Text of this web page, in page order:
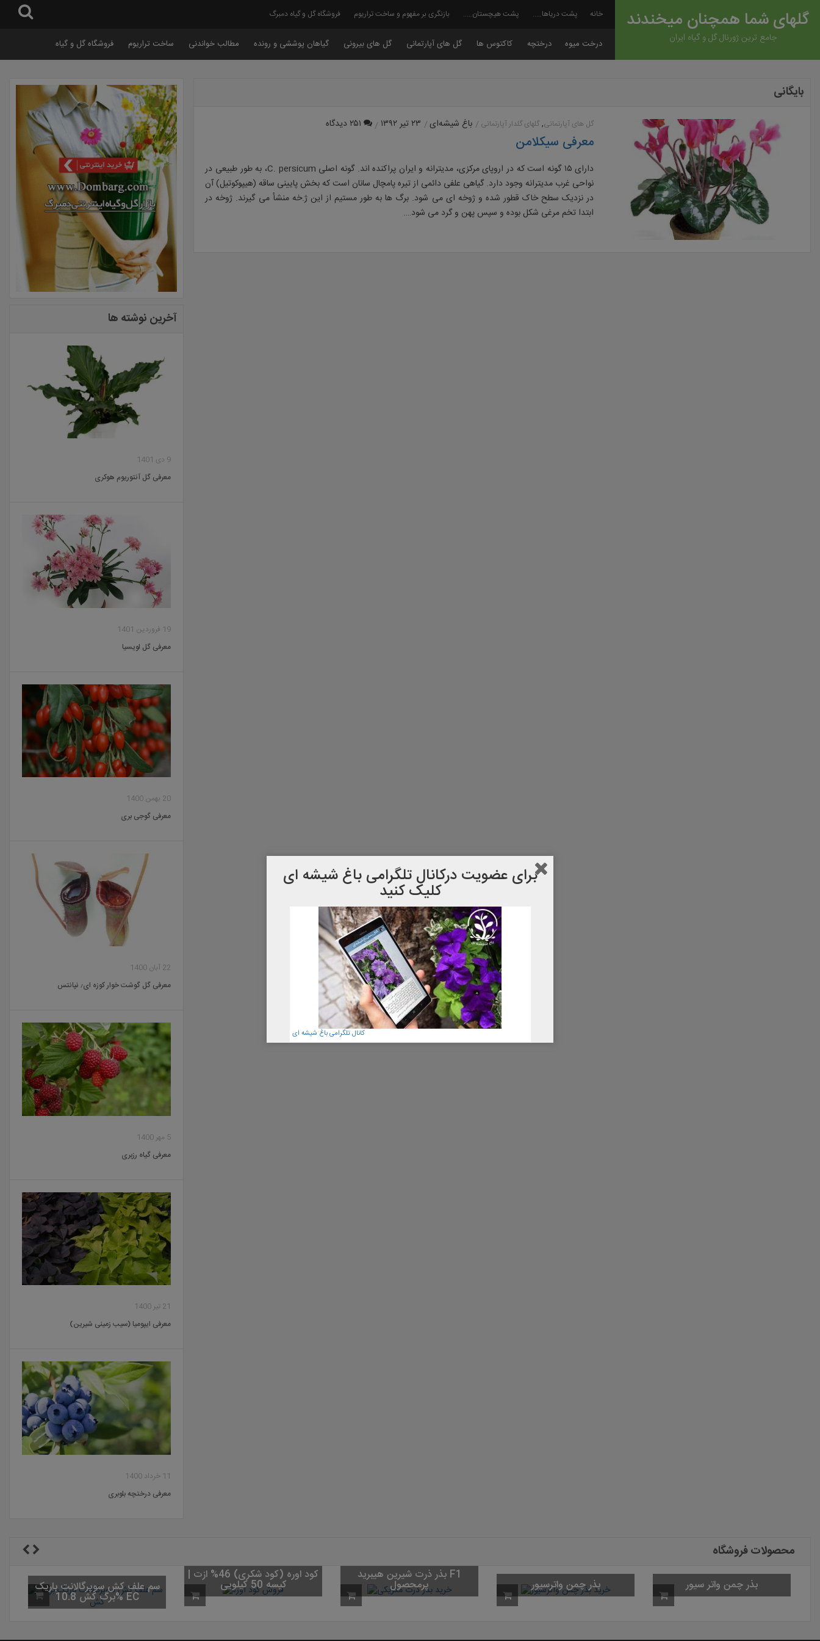
گلهای شما همچنان میخندند
جامع ترین ژورنال گل و گیاه ایران
خانه پشت دریاها….. پشت هیچستان….. بازنگری بر مفهوم و ساخت تراریوم فروشگاه گل و گیاه دمبرگ
درخت میوه درختچه کاکتوس ها گل های آپارتمانی گل های بیرونی گیاهان پوششی و رونده مطالب خواندنی ساخت تراریوم فروشگاه گل و گیاه
بایگانی
گل های آپارتمانی, گلهای گلدار آپارتمانی باغ شیشه‌ای ۲۳ تیر ۱۳۹۲ ۲۵۱ دیدگاه
معرفی سیکلامن
دارای ۱۵ گونه است که در اروپای مرکزی، مدیترانه و ایران پراکنده اند. گونه اصلی C. persicum، به طور طبیعی در
نواحی غرب مدیترانه وجود دارد. گیاهی علفی دائمی از تیره پامچال سانان است که بخش پایینی ساقه (هیپوکوتیل) آن
در نزدیک سطح خاک قطور شده و ژوخه ای می شود. برگ ها به طور مستیم از این ژ.خه منشأ می گیرند. ژوخه در
ابتدا تخم مرغی شکل بوده و سپس پهن و گرد می شود….
آخرین نوشته ها
9 دی 1401
معرفی گل آنتوریوم هوکری
19 فروردین 1401
معرفی گل لویسیا
20 بهمن 1400
معرفی گوجی بری
22 آبان 1400
معرفی گل گوشت خوار کوزه ای٫ نپانتس
5 مهر 1400
معرفی گیاه رزبری
21 تیر 1400
معرفی ایپومیا (سیب زمینی شیرین)
11 خرداد 1400
معرفی درختچه بلوبری
محصولات فروشگاه
سم علف کش سوپرگالانت باریک
برگ کش 10.8% EC
کود اوره (کود شکری) 46% ازت |
کیسه 50 کیلویی
بذر ذرت شیرین هیبرید F1
پرمحصول بذر چمن واترسیور بذر چمن واتر سیور
برای عضویت دركانال تلگرامی باغ شیشه ای
کلیک کنید
کانال تلگرامی باغ شیشه ای